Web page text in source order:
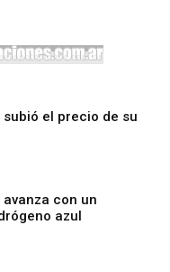
el precio de su
con un
azul